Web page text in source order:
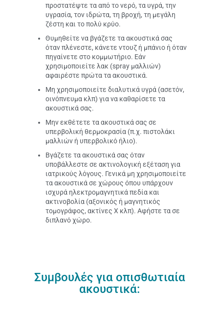
προστατέψτε τα από το νερό, τα υγρά, την
υγρασία, τον ιδρώτα, τη βροχή, τη μεγάλη
ζέστη και το πολύ κρύο.
Θυμηθείτε να βγάζετε τα ακουστικά σας
όταν πλένεστε, κάνετε ντουζ ή μπάνιο ή όταν
πηγαίνετε στο κομμωτήριο. Εάν
χρησιμοποιείτε λακ (spray μαλλιών)
αφαιρέστε πρώτα τα ακουστικά.
Μη χρησιμοποιείτε διαλυτικά υγρά (ασετόν,
οινόπνευμα κλπ) για να καθαρίσετε τα
ακουστικά σας.
Μην εκθέτετε τα ακουστικά σας σε
υπερβολική θερμοκρασία (π.χ. πιστολάκι
μαλλιών ή υπερβολικό ήλιο).
Βγάζετε τα ακουστικά σας όταν
υποβάλλεστε σε ακτινολογική εξέταση για
ιατρικούς λόγους. Γενικά μη χρησιμοποιείτε
τα ακουστικά σε χώρους όπου υπάρχουν
ισχυρά ηλεκτρομαγνητικά πεδία και
ακτινοβολία (αξονικός ή μαγνητικός
τομογράφος, ακτίνες Χ κλπ). Αφήστε τα σε
διπλανό χώρο.
Συμβουλές για οπισθωτιαία
ακουστικά: